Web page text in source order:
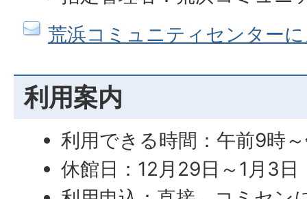
荒浜コミュニティセンター
利用案内
利用できる時間：午前9時
休館日：12月29日～1月3日